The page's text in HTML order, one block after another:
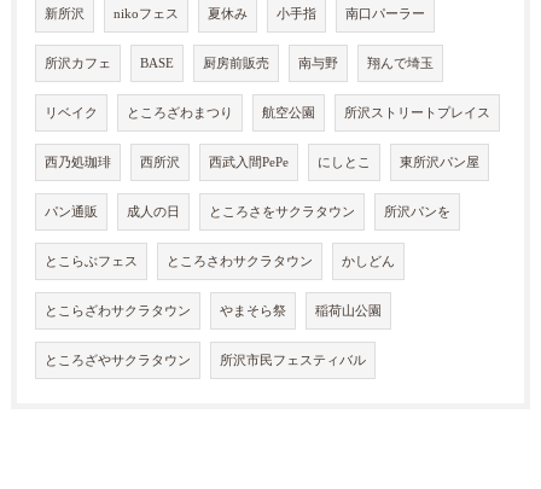
新所沢 nikoフェス 夏休み 小手指 南口パーラー
所沢カフェ BASE 厨房前販売 南与野 翔んで埼玉
リベイク ところざわまつり 航空公園 所沢ストリートプレイス
西乃処珈琲 西所沢 西武入間PePe にしとこ 東所沢パン屋
パン通販 成人の日 ところさをサクラタウン 所沢パンを
とこらぶフェス ところさわサクラタウン かしどん
とこらざわサクラタウン やまそら祭 稲荷山公園
ところざやサクラタウン 所沢市民フェスティバル